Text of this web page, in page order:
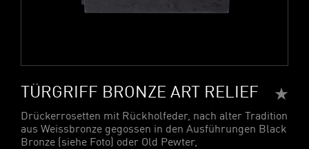
TÜRGRIFF BRONZE ART RELIEF
Drückerrosetten mit Rückholfeder, nach alter Tradition
aus Weissbronze gegossen in den Ausführungen Black
Bronze (siehe Foto) oder Old Pewter,